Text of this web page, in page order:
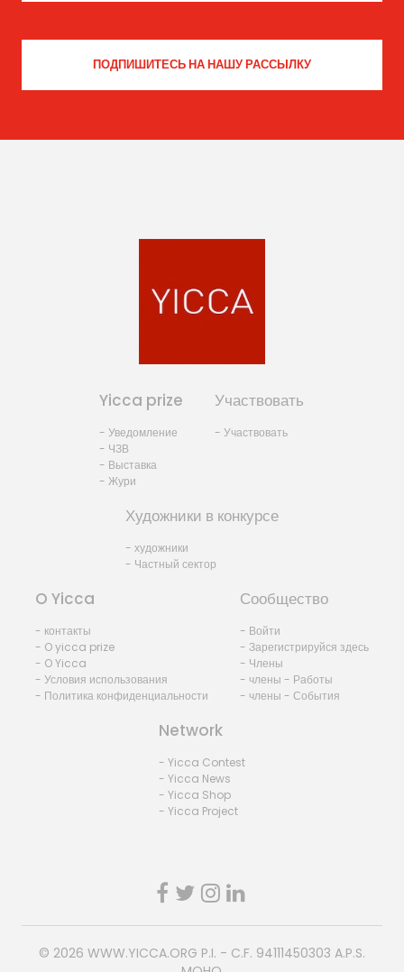
Yicca prize
- Уведомление
- ЧЗВ
- Выставка
- Жури
Участвовать
- Участвовать
Художники в конкурсе
- художники
- Частный сектор
O Yicca
- контакты
- O yicca prize
- O Yicca
- Условия использования
- Политика конфиденциальности
Сообщество
- Войти
- Зарегистрируйся здесь
- Члены
- члены - Работы
- члены - События
Network
- Yicca Contest
- Yicca News
- Yicca Shop
- Yicca Project
© 2026 WWW.YICCA.ORG P.I. - C.F. 94111450303 A.P.S.